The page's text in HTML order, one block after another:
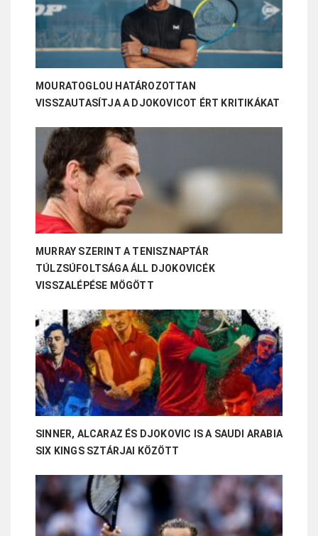
MOURATOGLOU HATÁROZOTTAN
VISSZAUTASÍTJA A DJOKOVICOT ÉRT KRITIKÁKAT
MURRAY SZERINT A TENISZNAPTÁR
TÚLZSÚFOLTSÁGA ÁLL DJOKOVICÉK
VISSZALÉPÉSE MÖGÖTT
SINNER, ALCARAZ ÉS DJOKOVIC IS A SAUDI ARABIA
SIX KINGS SZTÁRJAI KÖZÖTT